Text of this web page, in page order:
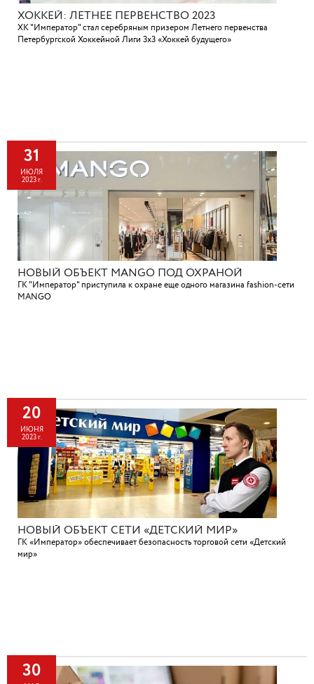
ХОККЕЙ: ЛЕТНЕЕ ПЕРВЕНСТВО 2023
ХК "Император" стал серебряным призером Летнего первенства
Петербургской Хоккейной Лиги 3х3 «Хоккей будущего»
31
ИЮЛЯ
2023 г.
НОВЫЙ ОБЪЕКТ MANGO ПОД ОХРАНОЙ
ГК "Император" приступила к охране еще одного магазина fashion-сети
MANGO
20
ИЮНЯ
2023 г.
НОВЫЙ ОБЪЕКТ СЕТИ «ДЕТСКИЙ МИР»
ГК «Император» обеспечивает безопасность торговой сети «Детский
мир»
30